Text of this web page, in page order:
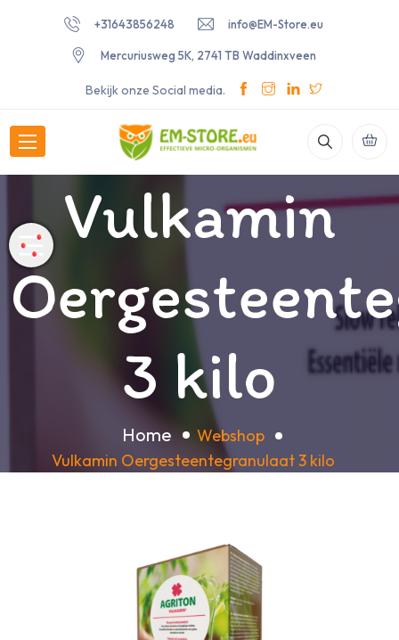
+31643856248 info@EM-Store.eu
Mercuriusweg 5K, 2741 TB Waddinxveen
Bekijk onze Social media.
Vulkamin
3 kilo
Home
Webshop
Vulkamin Oergesteentegranulaat 3 kilo